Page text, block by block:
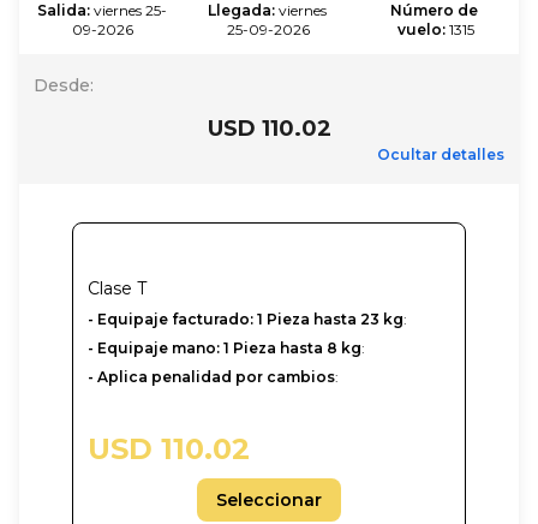
Salida: viernes 25-
09-2026
Llegada: viernes
25-09-2026
Número de
vuelo: 1315
Desde:
USD 110.02
Ocultar detalles
Clase T
- Equipaje facturado: 1 Pieza hasta 23 kg:
- Equipaje mano: 1 Pieza hasta 8 kg:
- Aplica penalidad por cambios:
USD 110.02
Seleccionar